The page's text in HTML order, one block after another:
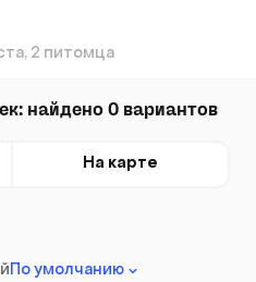
2 питомца
найдено 0 вариантов
На карте
По умолчанию